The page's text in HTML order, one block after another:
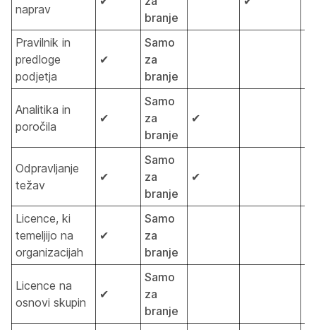
naprav
branje
Pravilnik in
predloge
podjetja
✔
Samo
za
branje
Analitika in
poročila
✔
Samo
za
branje
✔
Odpravljanje
težav
✔
Samo
za
branje
✔
Licence, ki
temeljijo na
organizacijah
✔
Samo
za
branje
Licence na
osnovi skupin
✔
Samo
za
branje